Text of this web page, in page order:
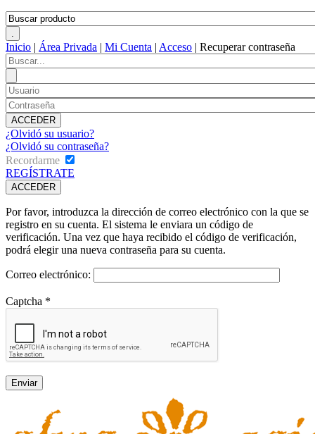
Inicio | Área Privada | Mi Cuenta | Acceso | Recuperar contraseña
¿Olvidó su usuario?
¿Olvidó su contraseña?
Recordarme
REGÍSTRATE
Por favor, introduzca la dirección de correo electrónico con la que se
registro en su cuenta. El sistema le enviara un código de
verificación. Una vez que haya recibido el código de verificación,
podrá elegir una nueva contraseña para su cuenta.
Correo electrónico:
Captcha *